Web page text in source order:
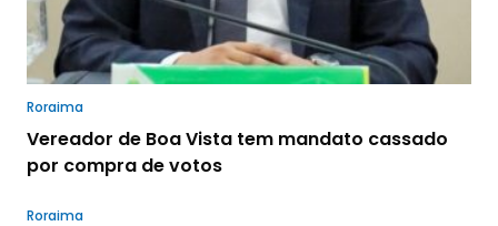
Roraima
Vereador de Boa Vista tem mandato cassado
por compra de votos
Roraima